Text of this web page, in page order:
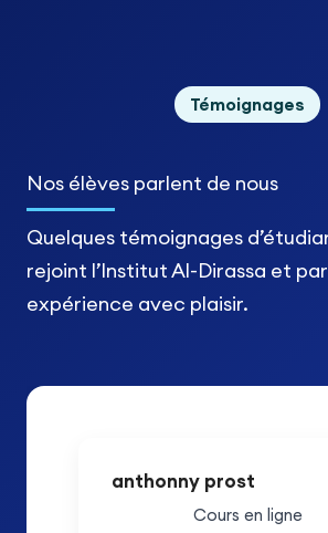
Témoignages
Nos élèves parlent de nous
Quelques témoignages
rejoint l’Institut Al-Dirassa et
expérience avec plaisir.
anthonny prost
Cours en ligne